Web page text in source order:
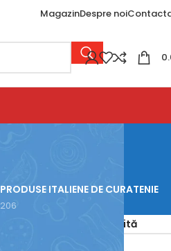
MagazinDespre noi
PRODUSE ITALIENE DE CURATENIE
206